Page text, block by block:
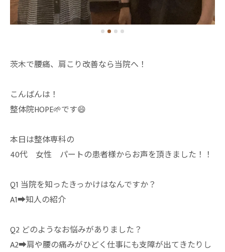
茨木で腰痛、肩こり改善なら当院へ！
こんばんは！
整体院HOPE🌱です😄
本日は整体専科の
40代 女性 パートの患者様からお声を頂きました！！
Q1 当院を知ったきっかけはなんですか？
A1➡︎知人の紹介
Q2 どのようなお悩みがありました？
A2➡︎肩や腰の痛みがひどく仕事にも支障が出てきたりし